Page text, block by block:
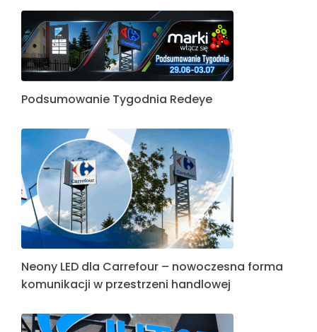
Podsumowanie Tygodnia Redeye
Neony LED dla Carrefour – nowoczesna forma
komunikacji w przestrzeni handlowej